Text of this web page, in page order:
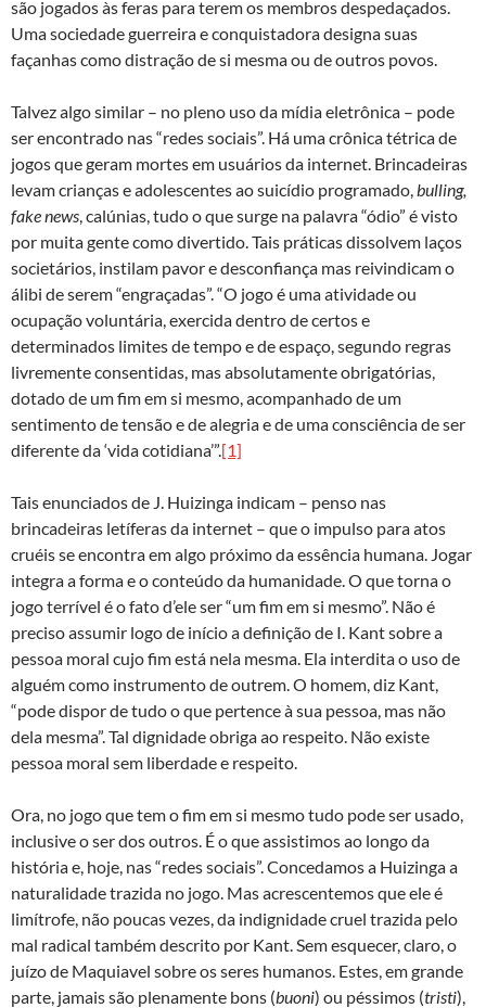
são jogados às feras para terem os membros despedaçados.
Uma sociedade guerreira e conquistadora designa suas
façanhas como distração de si mesma ou de outros povos.
Talvez algo similar – no pleno uso da mídia eletrônica – pode
ser encontrado nas “redes sociais”. Há uma crônica tétrica de
jogos que geram mortes em usuários da internet. Brincadeiras
levam crianças e adolescentes ao suicídio programado,bulling,
fake news, calúnias, tudo o que surge na palavra “ódio” é visto
por muita gente como divertido. Tais práticas dissolvem laços
societários, instilam pavor e desconfiança mas reivindicam o
álibi de serem “engraçadas”. “O jogo é uma atividade ou
ocupação voluntária, exercida dentro de certos e
determinados limites de tempo e de espaço, segundo regras
livremente consentidas, mas absolutamente obrigatórias,
dotado de um fim em si mesmo, acompanhado de um
sentimento de tensão e de alegria e de uma consciência de ser
diferente da ‘vida cotidiana’”.[1]
Tais enunciados de J. Huizinga indicam – penso nas
brincadeiras letíferas da internet – que o impulso para atos
cruéis se encontra em algo próximo da essência humana. Jogar
integra a forma e o conteúdo da humanidade. O que torna o
jogo terrível é o fato d’ele ser “um fim em si mesmo”. Não é
preciso assumir logo de início a definição de I. Kant sobre a
pessoa moral cujo fim está nela mesma. Ela interdita o uso de
alguém como instrumento de outrem. O homem, diz Kant,
“pode dispor de tudo o que pertence à sua pessoa, mas não
dela mesma”. Tal dignidade obriga ao respeito. Não existe
pessoa moral sem liberdade e respeito.
Ora, no jogo que tem o fim em si mesmo tudo pode ser usado,
inclusive o ser dos outros. É o que assistimos ao longo da
história e, hoje, nas “redes sociais”. Concedamos a Huizinga a
naturalidade trazida no jogo. Mas acrescentemos que ele é
limítrofe, não poucas vezes, da indignidade cruel trazida pelo
mal radical também descrito por Kant. Sem esquecer, claro, o
juízo de Maquiavel sobre os seres humanos. Estes, em grande
parte, jamais são plenamente bons (buoni) ou péssimos (tristi),